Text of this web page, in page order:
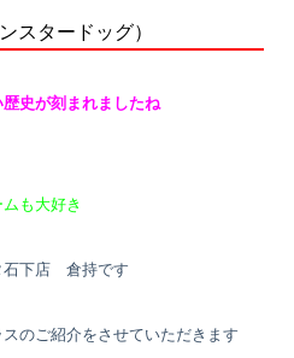
タードッグ）
史が刻まれましたね
も大好き
下店 倉持です
のご紹介をさせていただきます